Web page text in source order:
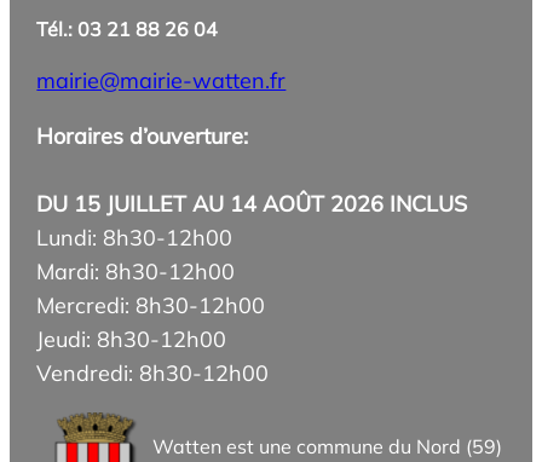
Tél.: 03 21 88 26 04
mairie@mairie-watten.fr
Horaires d’ouverture:
DU 15 JUILLET AU 14 AOÛT 2026 INCLUS
Lundi: 8h30-12h00
Mardi: 8h30-12h00
Mercredi: 8h30-12h00
Jeudi: 8h30-12h00
Vendredi: 8h30-12h00
Watten est une commune du Nord (59)